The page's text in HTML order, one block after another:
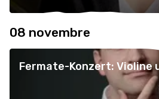
08 novembre
Fermate-Konzert: Violine